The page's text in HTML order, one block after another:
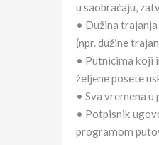
u saobraćaju,
• Dužina
(npr. dužine
• Putnicima koji
željene posete
• Sva vremena
• Potpisnik
programom